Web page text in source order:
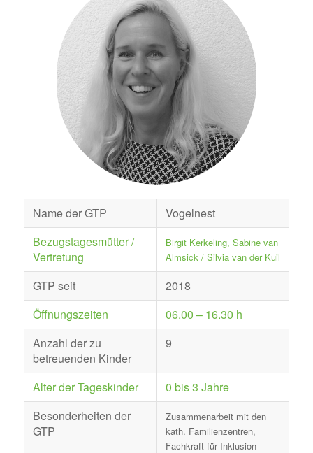
Name der GTP
Vogelnest
Bezugstagesmütter /
Vertretung
Birgit Kerkeling, Sabine van
Almsick / Silvia van der Kuil
GTP seit
2018
Öffnungszeiten
06.00 – 16.30 h
Anzahl der zu
betreuenden Kinder
9
Alter der Tageskinder
0 bis 3 Jahre
Besonderheiten der
GTP
Zusammenarbeit mit den
kath. Familienzentren,
Fachkraft für Inklusion